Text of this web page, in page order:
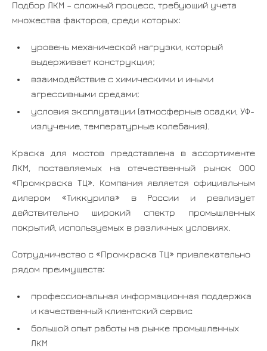
Подбор ЛКМ – сложный процесс, требующий учета
множества факторов, среди которых:
уровень механической нагрузки, который
выдерживает конструкция;
взаимодействие с химическими и иными
агрессивными средами;
условия эксплуатации (атмосферные осадки, УФ-
излучение, температурные колебания).
Краска для мостов представлена в ассортименте
ЛКМ, поставляемых на отечественный рынок ООО
«Промкраска ТЦ». Компания является официальным
дилером «Тиккурила» в России и реализует
действительно широкий спектр промышленных
покрытий, используемых в различных условиях.
Сотрудничество с «Промкраска ТЦ» привлекательно
рядом преимуществ:
профессиональная информационная поддержка
и качественный клиентский сервис
большой опыт работы на рынке промышленных
ЛКМ